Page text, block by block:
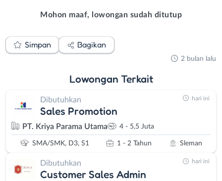
Mohon maaf, lowongan sudah ditutup
Simpan Bagikan
2 bulan lalu
Lowongan Terkait
Dibutuhkan
Sales Promotion
PT. Kriya Parama Utama 4 - 5,5 Juta
SMA/SMK, D3, S1 1 - 2 Tahun Sleman
hari ini
Dibutuhkan
Customer Sales Admin
hari ini